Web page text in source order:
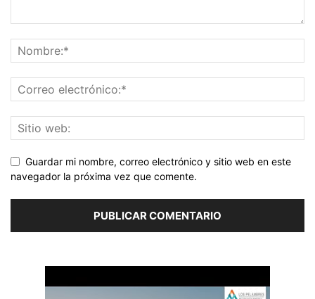
Guardar mi nombre, correo electrónico y sitio web en este
navegador la próxima vez que comente.